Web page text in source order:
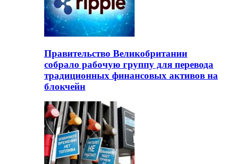
Правительство Великобритании
собрало рабочую группу для перевода
традиционных финансовых активов на
блокчейн